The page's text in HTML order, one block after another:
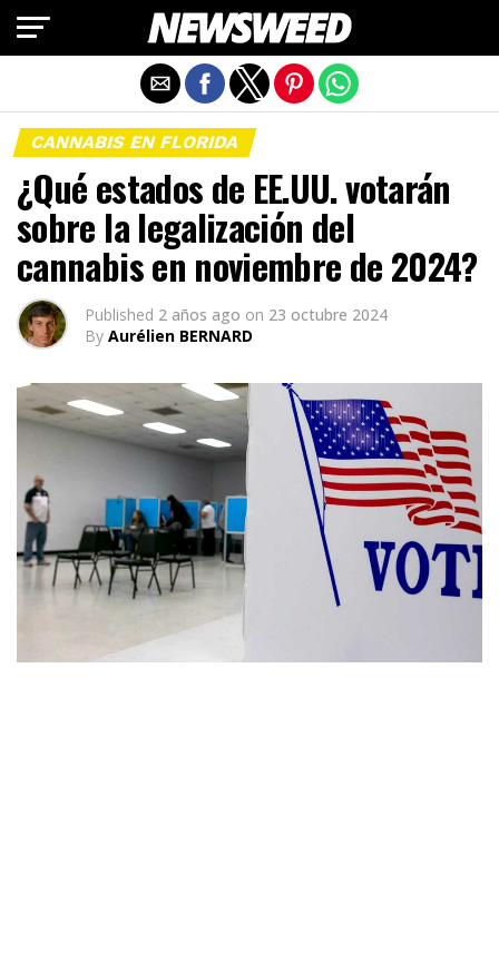
CANNABIS EN FLORIDA
¿Qué estados de EE.UU. votarán
sobre la legalización del
cannabis en noviembre de 2024?
Published 2 años ago on 23 octubre 2024
By Aurélien BERNARD
Salir de la versión móvil